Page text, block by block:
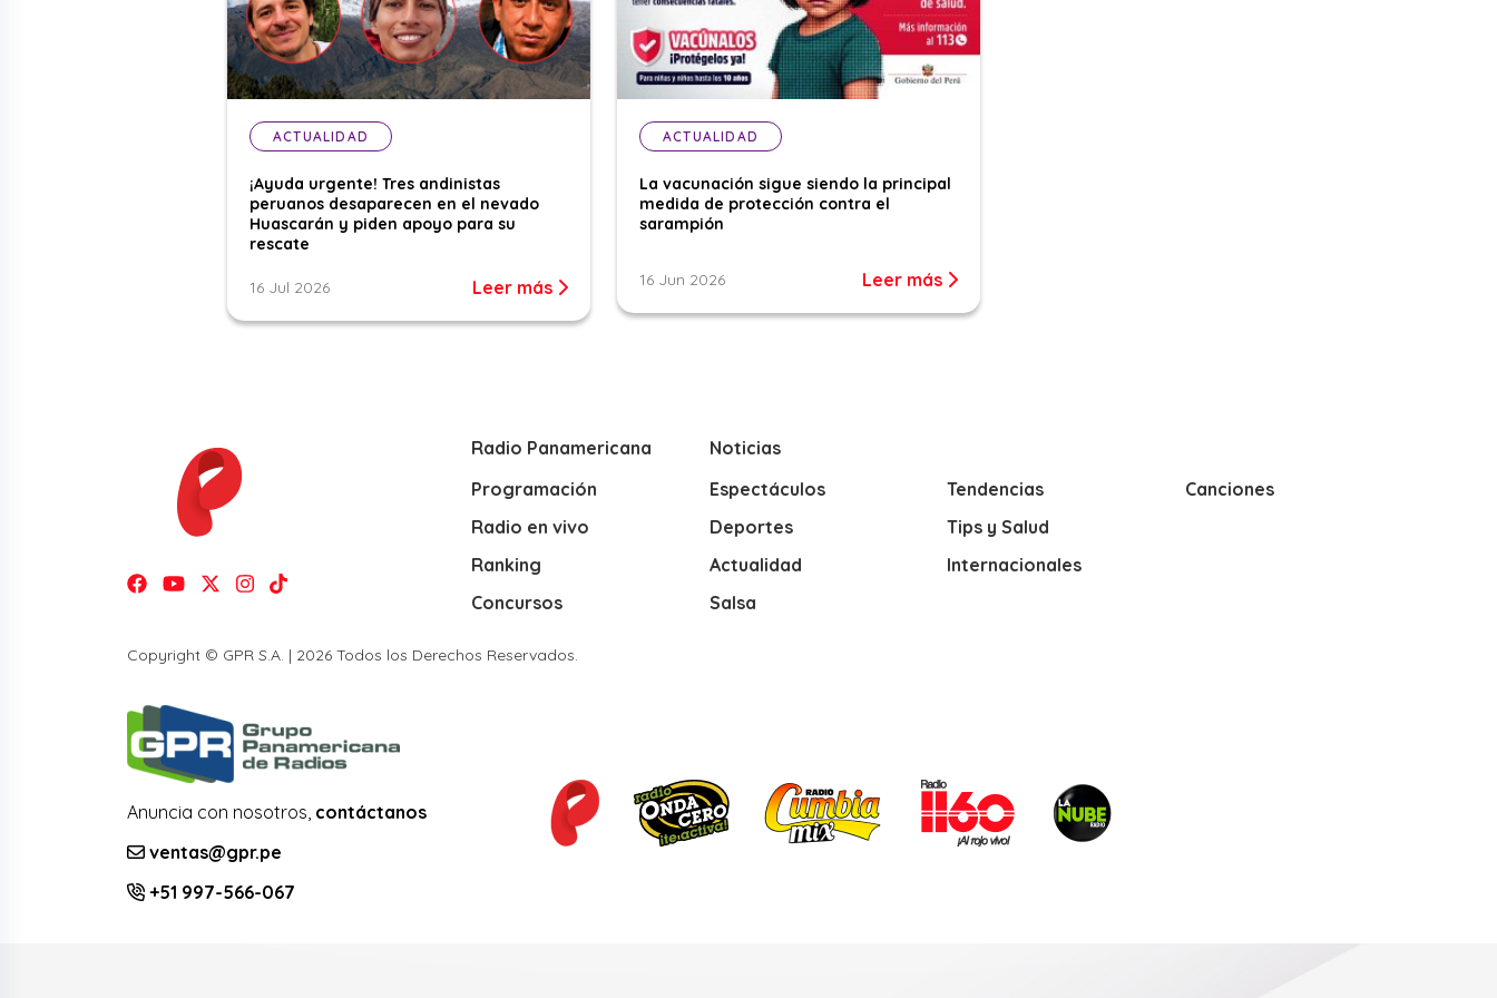
ACTUALIDAD
¡Ayuda urgente! Tres andinistas
peruanos desaparecen en el nevado
Huascarán y piden apoyo para su
rescate
16 Jul 2026 Leer más
ACTUALIDAD
La vacunación sigue siendo la principal
medida de protección contra el
sarampión
16 Jun 2026 Leer más
Radio Panamericana
Programación
Radio en vivo
Ranking
Concursos
Noticias
Espectáculos
Deportes
Actualidad
Salsa
Tendencias
Tips y Salud
Internacionales
Canciones
Copyright © GPR S.A. | 2026 Todos los Derechos Reservados.
Anuncia con nosotros, contáctanos
ventas@gpr.pe
+51 997-566-067